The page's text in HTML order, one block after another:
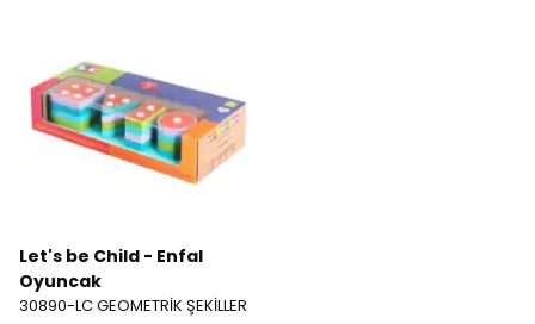
Let's be Child - Enfal
Oyuncak
30890-LC GEOMETRİK ŞEKİLLER